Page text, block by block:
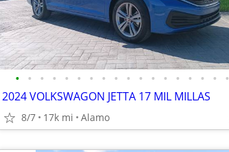
• • • • • • • • • • • • • • • • • •
2024 VOLKSWAGON JETTA 17 MIL MILLAS
8/7 17k mi Alamo